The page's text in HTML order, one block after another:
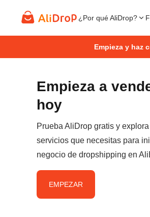
¿Por qué AliDrop?
Empieza y haz
Empieza a
hoy
Prueba AliDrop gratis y
servicios que necesitas para
negocio de dropshipping en
EMPEZAR